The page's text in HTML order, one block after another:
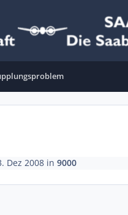
Dez 2008in 9000